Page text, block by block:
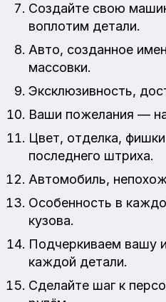
Создайте свою
воплотим детали.
Авто, созданное
массовки.
Эксклюзивность,
Ваши пожелания —
Цвет, отделка,
последнего штриха.
Автомобиль,
Особенность в
кузова.
Подчеркиваем вашу
каждой детали.
Сделайте шаг к